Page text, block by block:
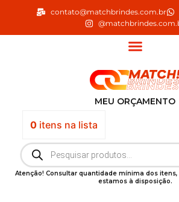
o
contato@matchbrindes.com.br
MEU ORÇAMENTO
0itens na lista
Pesquisar
produtos
Atenção! Consultar quantidade mínima dos
estamos à disposição.